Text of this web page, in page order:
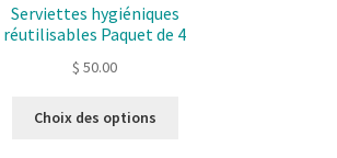
Serviettes hygiéniques
réutilisables Paquet de 4
$ 50.00
Choix des options